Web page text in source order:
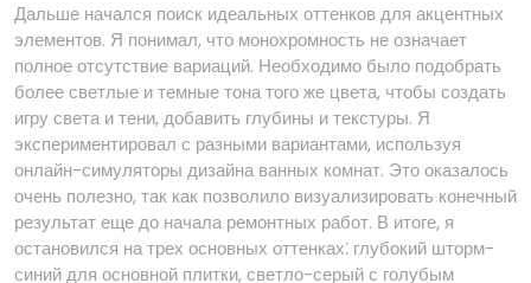
Дальше начался поиск идеальных оттенков для акцентных
элементов. Я понимал, что монохромность не означает
полное отсутствие вариаций. Необходимо было подобрать
более светлые и темные тона того же цвета, чтобы создать
игру света и тени, добавить глубины и текстуры. Я
экспериментировал с разными вариантами, используя
онлайн-симуляторы дизайна ванных комнат. Это оказалось
очень полезно, так как позволило визуализировать конечный
результат еще до начала ремонтных работ. В итоге, я
остановился на трех основных оттенках⁚ глубокий шторм-
синий для основной плитки, светло-серый с голубым